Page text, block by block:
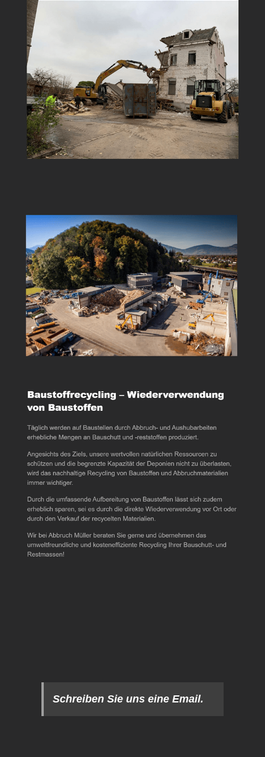
Schreiben Sie uns eine Email.